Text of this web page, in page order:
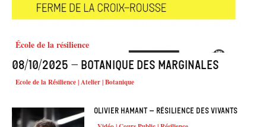
École de la résilience
08/10/2025 – Botanique des marginales
Ecole de la Résilience | Atelier | Botanique
Olivier HAMANT – Résilience des vivants